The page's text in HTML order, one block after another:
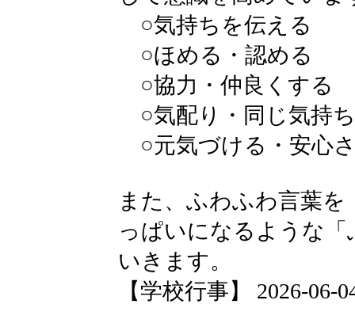
○気持ちを伝える
○ほめる・認める
○協力・仲良くする
○気配り・同じ気持ち
○元気づける・安心
また、ふわふわ言葉
っぱいになるような
いきます。
【学校行事】 2026-06-